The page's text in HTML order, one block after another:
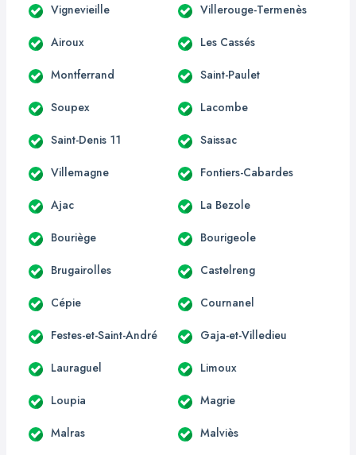
Vignevieille Villerouge-Termenès
Airoux Les Cassés
Montferrand Saint-Paulet
Soupex Lacombe
Saint-Denis 11 Saissac
Villemagne Fontiers-Cabardes
Ajac La Bezole
Bouriège Bourigeole
Brugairolles Castelreng
Cépie Cournanel
Festes-et-Saint-André Gaja-et-Villedieu
Lauraguel Limoux
Loupia Magrie
Malras Malviès